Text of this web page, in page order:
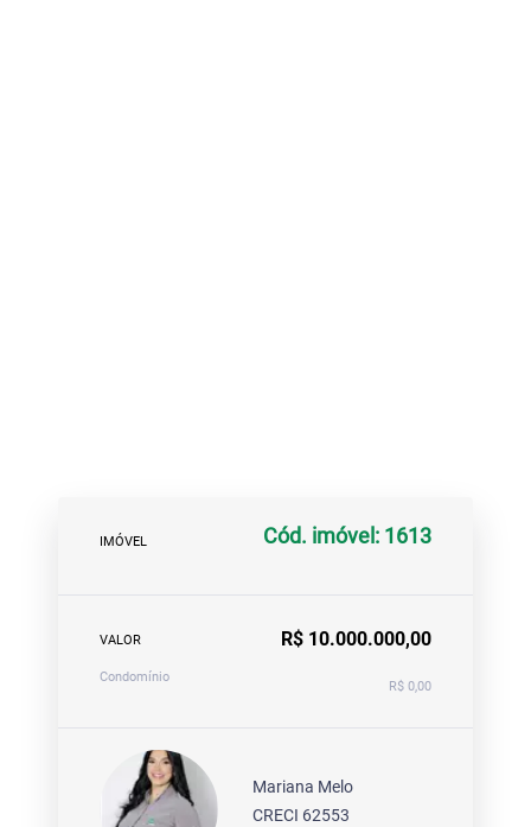
IMÓVEL Cód. imóvel: 1613
VALOR R$ 10.000.000,00
Condomínio
R$ 0,00
Mariana Melo
CRECI 62553